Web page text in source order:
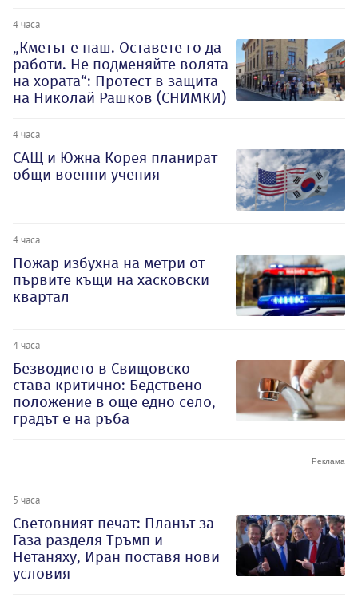
4 часа
„Кметът е наш. Оставете го да
работи. Не подменяйте волята
на хората“: Протест в защита
на Николай Рашков (СНИМКИ)
4 часа
САЩ и Южна Корея планират
общи военни учения
4 часа
Пожар избухна на метри от
първите къщи на хасковски
квартал
4 часа
Безводието в Свищовско
става критично: Бедствено
положение в още едно село,
градът е на ръба
5 часа
Световният печат: Планът за
Газа разделя Тръмп и
Нетаняху, Иран поставя нови
условия